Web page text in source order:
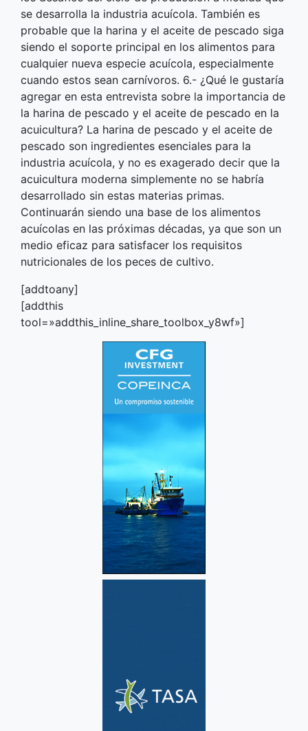
se desarrolla la industria acuícola. También es
probable que la harina y el aceite de pescado siga
siendo el soporte principal en los alimentos para
cualquier nueva especie acuícola, especialmente
cuando estos sean carnívoros. 6.- ¿Qué le gustaría
agregar en esta entrevista sobre la importancia de
la harina de pescado y el aceite de pescado en la
acuicultura? La harina de pescado y el aceite de
pescado son ingredientes esenciales para la
industria acuícola, y no es exagerado decir que la
acuicultura moderna simplemente no se habría
desarrollado sin estas materias primas.
Continuarán siendo una base de los alimentos
acuícolas en las próximas décadas, ya que son un
medio eficaz para satisfacer los requisitos
nutricionales de los peces de cultivo.
[addtoany]
[addthis
tool=»addthis_inline_share_toolbox_y8wf»]